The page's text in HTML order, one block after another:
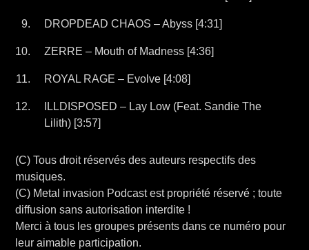
DROPDEAD CHAOS – Abyss [4:31]
ZERRE – Mouth of Madness [4:36]
ROYAL RAGE – Evolve [4:08]
ILLDISPOSED – Lay Low (Feat. Sandie The
Lilith) [3:57]
(C) Tous droit réservés des auteurs respectifs des
musiques.
(C) Metal invasion Podcast est propriété réservé ; toute
diffusion sans autorisation interdite !
Merci à tous les groupes présents dans ce numéro pour
leur aimable participation.